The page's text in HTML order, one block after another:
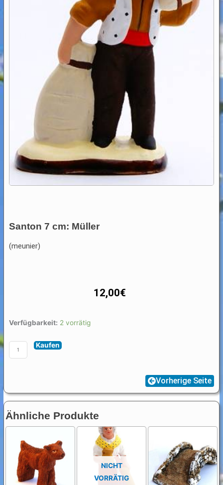
Santon 7 cm: Müller
(meunier)
12,00€
Verfügbarkeit: 2 vorrätig
Santon
cm:
Müller
Kaufen
Vorherige Seite
Ähnliche Produkte
NICHT
VORRÄTIG